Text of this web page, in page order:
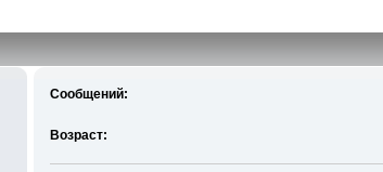
Сообщений:
Возраст: